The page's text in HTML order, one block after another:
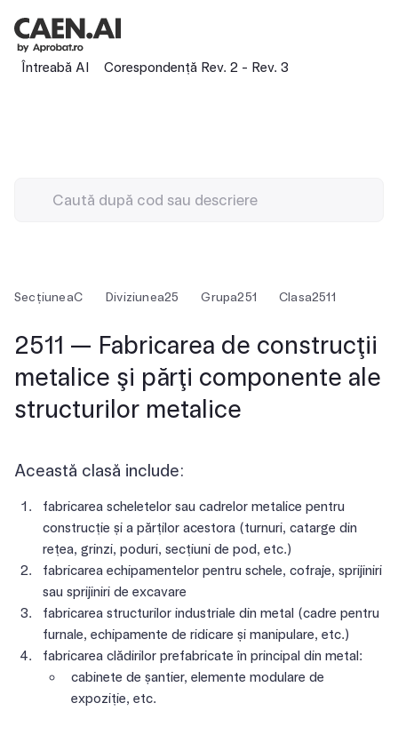
Întreabă AI Corespondență Rev. 2 - Rev. 3
SecțiuneaC Diviziunea25 Grupa251 Clasa2511
2511 — Fabricarea de construcţii
metalice şi părţi componente ale
structurilor metalice
Această clasă include:
fabricarea scheletelor sau cadrelor metalice pentru
construcție și a părților acestora (turnuri, catarge din
rețea, grinzi, poduri, secțiuni de pod, etc.)
fabricarea echipamentelor pentru schele, cofraje, sprijiniri
sau sprijiniri de excavare
fabricarea structurilor industriale din metal (cadre pentru
furnale, echipamente de ridicare și manipulare, etc.)
fabricarea clădirilor prefabricate în principal din metal:
cabinete de șantier, elemente modulare de
expoziție, etc.